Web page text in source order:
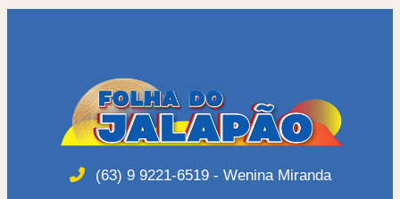
(63) 9 9221-6519 - Wenina Miranda